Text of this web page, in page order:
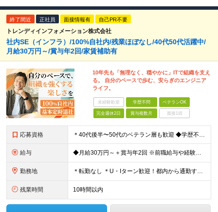
終了間近 正社員 面接情報有 自己PR不要
トレンディインフォメーション株式会社
社内SE（インフラ）/100%自社内/残業ほぼなし/40代50代活躍中/
月給30万円～/賞与年2回/家賃補助有
10年先も「無理なく、穏やかに」ITで組織を支え
る。 自分のペースで歩む、安らぎのエンジニア
ライフ。
未経験歓迎 学歴不問 ベテランOK
完全週休2日 賞与複数月 面接1回
応募資格 ＊40代後半〜50代のベテラン層も歓迎 ◆学歴不問 ◆下記いずれかの経験をお持ちの方 ・サーバーの運用・管理経験がある方（年数不問） ・何らかのIT関連の実務経験 （ヘルプデスク、キッティング、カス
給与 ◆月給30万円～＋賞与年2回 ※前職給与や経験を最大限考慮し決定します。 ※残業手当100％支給 ※試用期間3ヶ月あり（給与・待遇に変更なし）
勤務地 ＊転勤なし ＊U・Iターン歓迎！都内から通勤する社員も多数在籍しています ◆千葉県浦安市北栄4丁目9−1 ※(変更の範囲)上記を除く当社関連勤務地
残業時間 10時間以内